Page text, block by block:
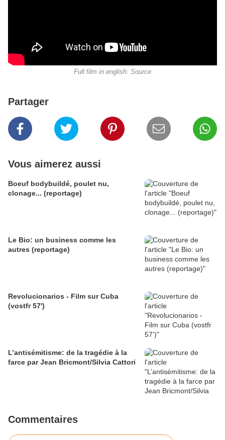
Full film in english: Source
Partager
Vous aimerez aussi
Boeuf bodybuildé, poulet nu,
clonage... (reportage)
Le Bio: un business comme les
autres (reportage)
Revolucionarios - Film sur Cuba
(vostfr 57')
L’antisémitisme: de la tragédie à la
farce par Jean Bricmont/Silvia Cattori
Commentaires